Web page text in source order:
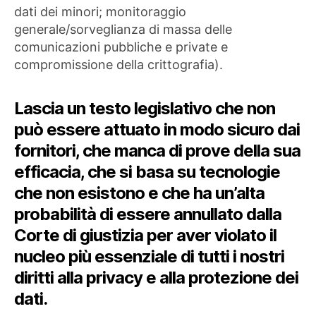
dati dei minori; monitoraggio
generale/sorveglianza di massa delle
comunicazioni pubbliche e private e
compromissione della crittografia).
Lascia un testo legislativo che non
può essere attuato in modo sicuro dai
fornitori, che manca di prove della sua
efficacia, che si basa su tecnologie
che non esistono e che ha un’alta
probabilità di essere annullato dalla
Corte di giustizia per aver violato il
nucleo più essenziale di tutti i nostri
diritti alla privacy e alla protezione dei
dati.